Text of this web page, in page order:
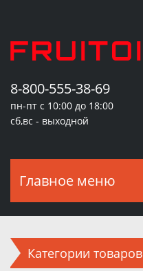
8-800-555-38-69
пн-пт с 10:00 до 18:00
сб,вс - выходной
Главное меню
Категории товаров